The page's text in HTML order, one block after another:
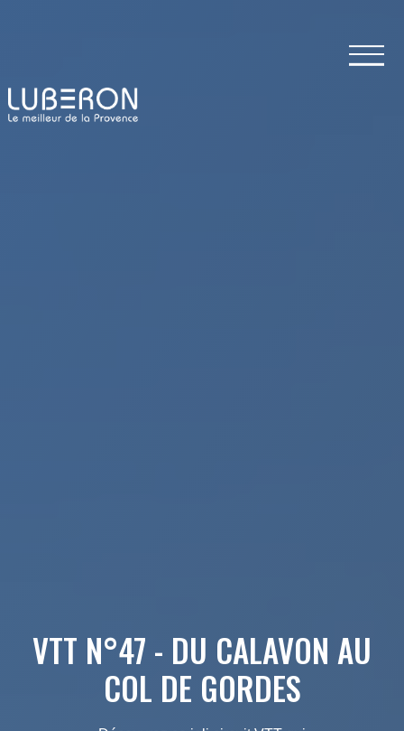
VTT N°47 - DU CALAVON AU
COL DE GORDES